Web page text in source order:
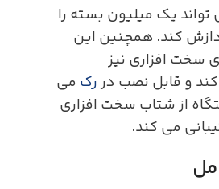
تواند یک میلیون بسته را
کند. همچنین این
سخت افزاری نیز
و قابل نصب دررک می
از شتاب سخت افزاری